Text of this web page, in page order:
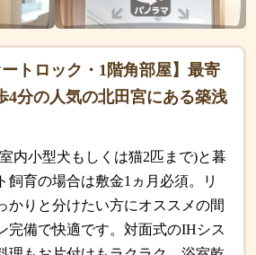
ートロック・1階角部屋】最寄
4分の人気の北田宮にある築浅
内小型犬もしくは猫2匹まで)と暮
育の場合は敷金1ヵ月必須。リ
かりと分けたい方にオススメの間
完備で快適です。対面式のIHシス